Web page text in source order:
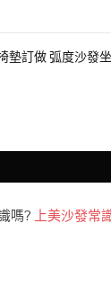
墊訂做 弧度沙發
嗎? 上美沙發常